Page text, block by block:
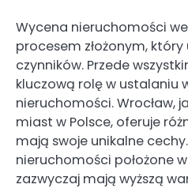
Wycena nieruchomości
procesem złożonym,
czynników. Przede
kluczową rolę w ustalaniu
nieruchomości. Wrocław,
miast w Polsce, oferuje
mają swoje unikalne
nieruchomości położone
zazwyczaj mają wyższą